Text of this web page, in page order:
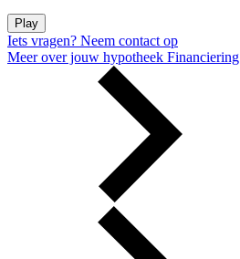
Play
Iets vragen? Neem contact op
Meer over jouw hypotheek Financiering